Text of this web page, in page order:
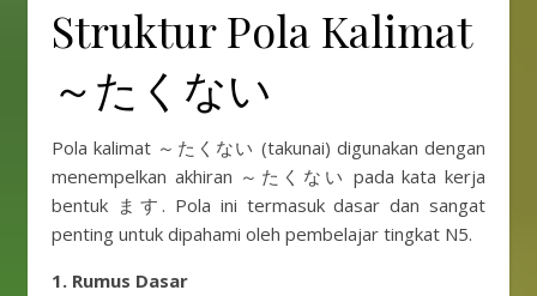
Struktur Pola Kalimat
～たくない
Pola kalimat ～たくない (takunai) digunakan dengan
menempelkan akhiran ～たくない pada kata kerja
bentuk ます. Pola ini termasuk dasar dan sangat
penting untuk dipahami oleh pembelajar tingkat N5.
1. Rumus Dasar